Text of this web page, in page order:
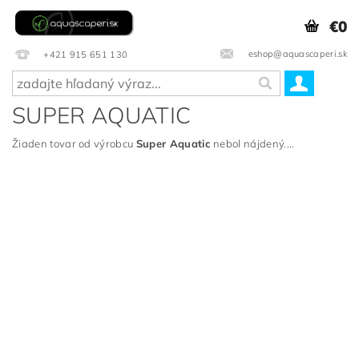
+421 915 651 130 eshop@aquascaperi.sk
€0
SUPER AQUATIC
Žiaden tovar od výrobcu Super Aquatic nebol nájdený....